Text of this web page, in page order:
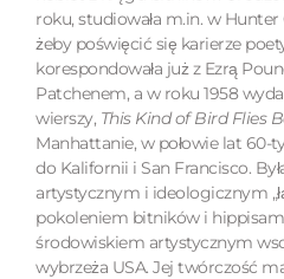
roku, studiowała m.in. w Hunter
żeby poświęcić się karierze
korespondowała już z Ezrą
Patchenem, a w roku 1958
wierszy, This Kind of Bird Flies
Manhattanie, w połowie lat 60-
do Kalifornii i San Francisco.
artystycznym i ideologicznym
pokoleniem bitników i
środowiskiem artystycznym
wybrzeża USA. Jej twórczość